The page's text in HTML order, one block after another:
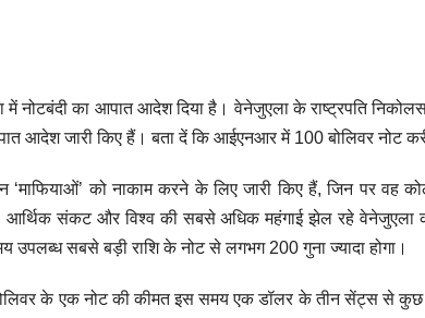
नोटबंदी का आपात आदेश दिया है। वेनेजुएला के राष्ट्रपति
आदेश जारी किए हैं। बता दें कि आईएनआर में 100 बोलिवर नोट
को नाकाम करने के लिए जारी किए हैं, जिन पर वह
आर्थिक संकट और विश्व की सबसे अधिक महंगाई झेल रहे वेनेजुएला
उपलब्ध सबसे बड़ी राशि के नोट से लगभग 200 गुना ज्यादा होगा।
के एक नोट की कीमत इस समय एक डॉलर के तीन सेंट्स से